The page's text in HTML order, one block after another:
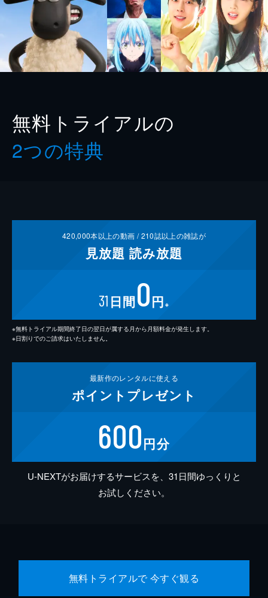
無料トライアルの
2つの特典
420,000本以上の動画 /210誌以上の雑誌が
見放題 読み放題
31 日間0円 ※
※無料トライアル期間終了日の翌日が属する月から月額料金が発生します。
※日割りでのご請求はいたしません。
最新作のレンタルに使える
ポイント プレゼント
600円分
U-NEXTがお届けするサービスを、31日間ゆっくりと
お試しください。
無料トライアルで 今すぐ観る